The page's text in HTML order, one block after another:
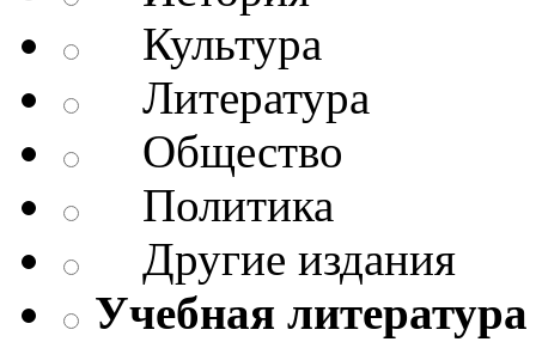
Культура
Литература
Общество
Политика
Другие издания
Учебная